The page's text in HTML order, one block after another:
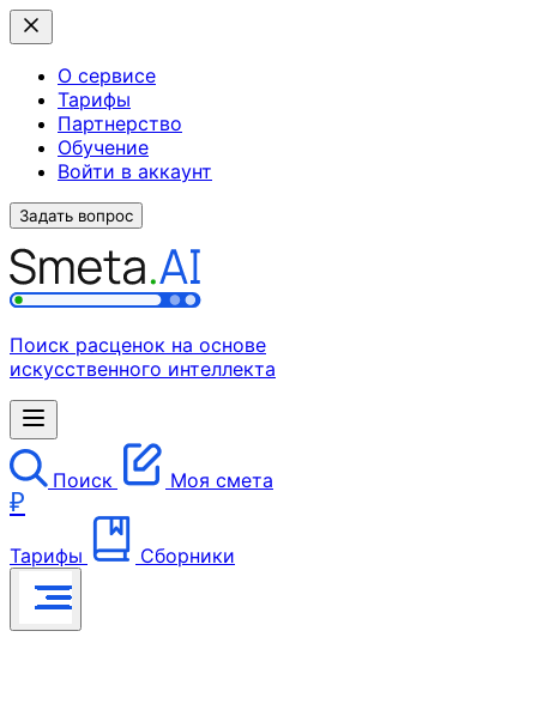
О сервисе
Тарифы
Партнерство
Обучение
Войти в аккаунт
Задать вопрос
Поиск расценок на основе
искусственного интеллекта
Поиск Моя смета
₽
Тарифы Сборники